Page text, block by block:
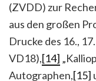
(ZVDD) zur
aus den großen
Drucke des 16.,
VD18),[14]
Autographen,[15]